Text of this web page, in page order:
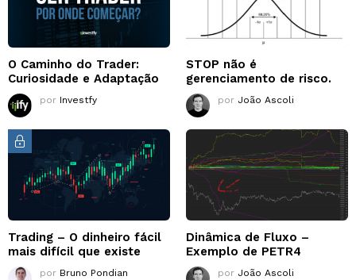
O Caminho do Trader:
Curiosidade e Adaptação
por Investfy
STOP não é
gerenciamento de risco.
por João Ascoli
Trading – O dinheiro fácil
mais difícil que existe
por Bruno Pondian
Dinâmica de Fluxo –
Exemplo de PETR4
por João Ascoli